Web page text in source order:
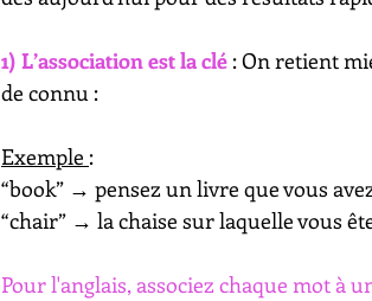
1) L’association est la clé : On retient
de connu :
Exemple :
“book” → pensez un livre que vous
“chair” → la chaise sur laquelle vous
Pour l'anglais, associez chaque mot à